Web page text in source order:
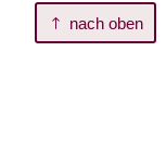
nach oben